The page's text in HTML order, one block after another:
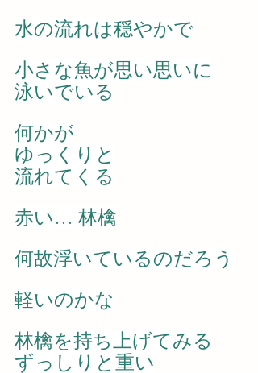
水の流れは穏やかで
小さな魚が思い思いに
泳いでいる
何かが
ゆっくりと
流れてくる
赤い… 林檎
何故浮いているのだろう
軽いのかな
林檎を持ち上げてみる
ずっしりと重い